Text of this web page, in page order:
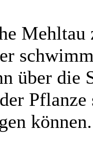
Mehltau
über
können.